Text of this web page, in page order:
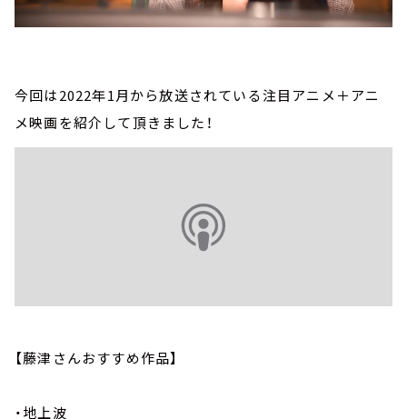
今回は2022年1月から放送されている注目アニメ＋アニ
メ映画を紹介して頂きました！
【藤津さんおすすめ作品】
・地上波